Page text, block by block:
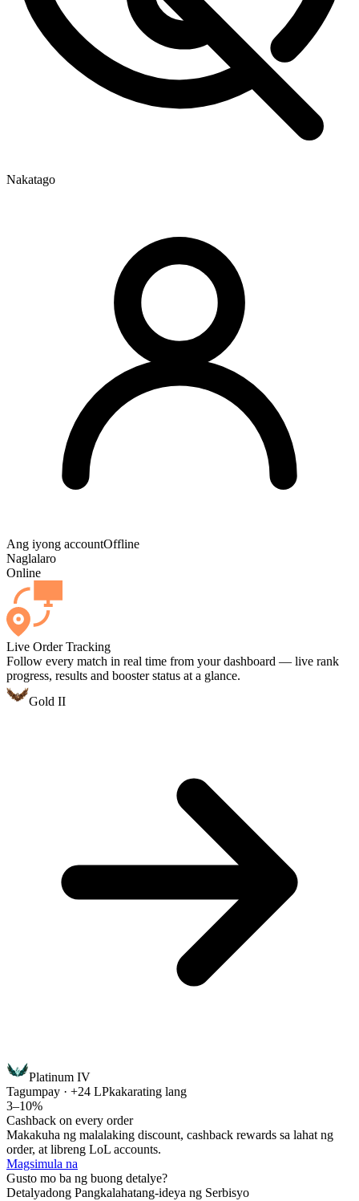
Perpekto! Maaari ko bang masundan nang live ang progreso?
Ayos, kayo ang pinakamahusay 🧡
Nakatago
Ang iyong accountOffline
Naglalaro
Online
Live Order Tracking
Follow every match in real time from your dashboard — live rank
progress, results and booster status at a glance.
Gold II
Platinum IV
Tagumpay · +24 LPkakarating lang
3–10%
Cashback on every order
Makakuha ng malalaking discount, cashback rewards sa lahat ng
order, at libreng LoL accounts.
Magsimula na
Gusto mo ba ng buong detalye?
Detalyadong Pangkalahatang-ideya ng Serbisyo